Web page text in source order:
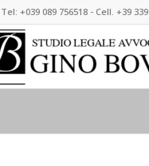
Tel: +039 089 756518 - Cell. +39